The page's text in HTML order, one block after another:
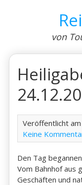
von
Veröffentlicht am
Keine
Den Tag
Vom Bahnhof aus
Geschäften und